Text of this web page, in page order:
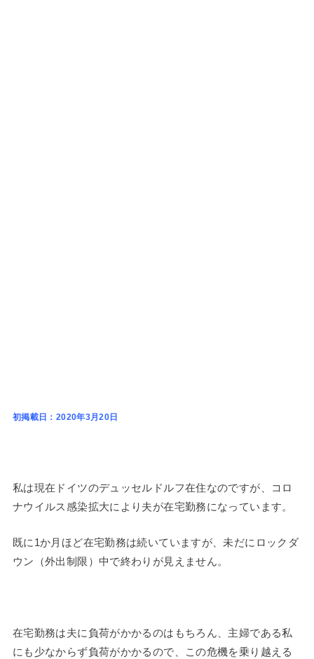
初掲載日：2020年3月20日
私は現在ドイツのデュッセルドルフ在住なのですが、コロ
ナウイルス感染拡大により夫が在宅勤務になっています。
既に1か月ほど在宅勤務は続いていますが、未だにロックダ
ウン（外出制限）中で終わりが見えません。
在宅勤務は夫に負荷がかかるのはもちろん、主婦である私
にも少なからず負荷がかかるので、この危機を乗り越える